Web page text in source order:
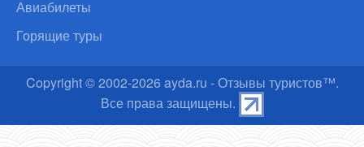
Авиабилеты
Горящие туры
Copyright © 2002-2026 ayda.ru - Отзывы туристов™.
Все права защищены.